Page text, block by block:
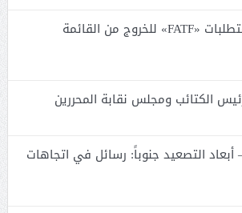
لبنان يسرّع تنفيذ متطلبات «FATF» للخروج من القائمة
الكتائب ومجلس نقابة المحررين
أبعاد التصعيد جنوباً: رسائل في اتجاهات